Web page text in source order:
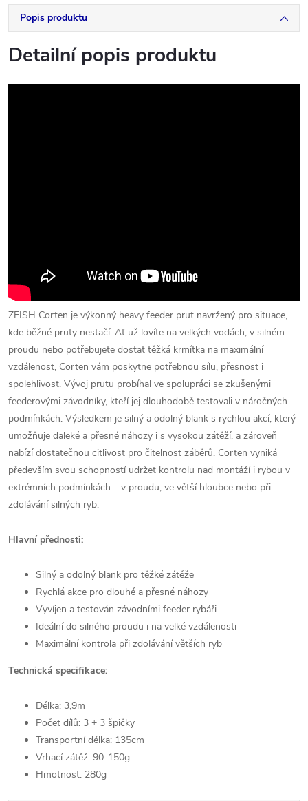
Popis produktu
Detailní popis produktu
ZFISH Corten je výkonný heavy feeder prut navržený pro situace,
kde běžné pruty nestačí. Ať už lovíte na velkých vodách, v silném
proudu nebo potřebujete dostat těžká krmítka na maximální
vzdálenost, Corten vám poskytne potřebnou sílu, přesnost i
spolehlivost. Vývoj prutu probíhal ve spolupráci se zkušenými
feederovými závodníky, kteří jej dlouhodobě testovali v náročných
podmínkách. Výsledkem je silný a odolný blank s rychlou akcí, který
umožňuje daleké a přesné náhozy i s vysokou zátěží, a zároveň
nabízí dostatečnou citlivost pro čitelnost záběrů. Corten vyniká
především svou schopností udržet kontrolu nad montáží i rybou v
extrémních podmínkách – v proudu, ve větší hloubce nebo při
zdolávání silných ryb.
Hlavní přednosti:
Silný a odolný blank pro těžké zátěže
Rychlá akce pro dlouhé a přesné náhozy
Vyvíjen a testován závodními feeder rybáři
Ideální do silného proudu i na velké vzdálenosti
Maximální kontrola při zdolávání větších ryb
Technická specifikace:
Délka: 3,9m
Počet dílů: 3 + 3 špičky
Transportní délka: 135cm
Vrhací zátěž: 90-150g
Hmotnost: 280g